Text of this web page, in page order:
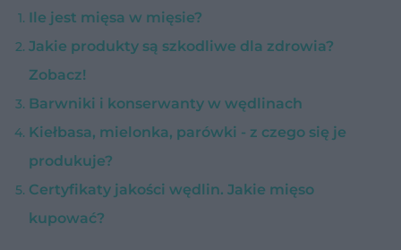
Ile jest mięsa w mięsie?
Jakie produkty są szkodliwe dla zdrowia?
Zobacz!
Barwniki i konserwanty w wędlinach
Kiełbasa, mielonka, parówki - z czego się je
produkuje?
Certyfikaty jakości wędlin. Jakie mięso
kupować?